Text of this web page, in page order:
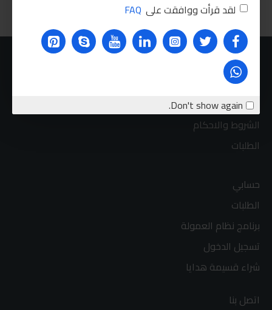
لقد قرأت ووافقت على FAQ
Don't show again.
You have reached the end of the list.
الشحن
سياسة الخصوصية
الشروط والاحكام
الطلبات
حسابي
الطلبات
برنامج نظام العمولة
تسجيل الدخول
شراء قسيمة هدايا
اتصل بنا